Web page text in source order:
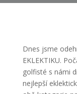
Dnes jsme
EKLEKTIKU.
golfisté s námi
nejlepší